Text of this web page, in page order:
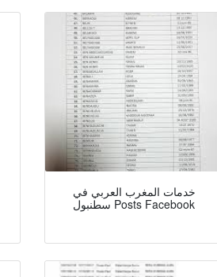
خدمات المغرب العربي في
سطنبول Posts Facebook